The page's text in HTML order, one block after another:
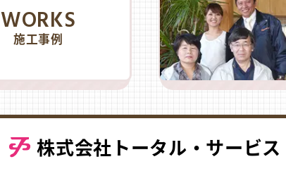
WORKS
施工事例
株式会社トータル・サービス